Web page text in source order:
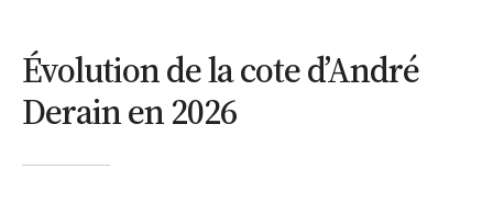
Évolution de la cote d’André
Derain en 2026